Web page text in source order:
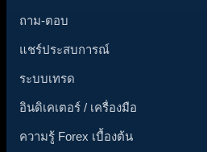
ถาม-ตอบ
แชร์ประสบการณ์
ระบบเทรด
อินดิเคเตอร์ / เครื่องมือ
ความรู้ Forex เบื้องต้น